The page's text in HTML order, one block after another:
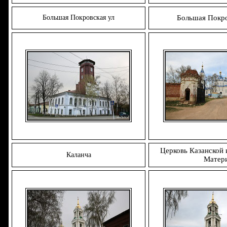
Большая Покровская ул Большая
Каланча
Церковь